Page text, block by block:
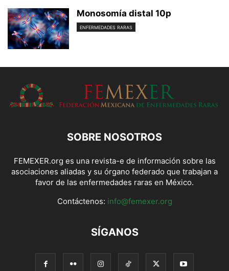
Monosomía distal 10p
ENFERMEDADES RARAS
SOBRE NOSOTROS
FEMEXER.org es una revista-e de información sobre las
asociaciones aliadas y su órgano federado que trabajan a
favor de las enfermedades raras en México.
Contáctenos: info@femexer.org
SÍGANOS